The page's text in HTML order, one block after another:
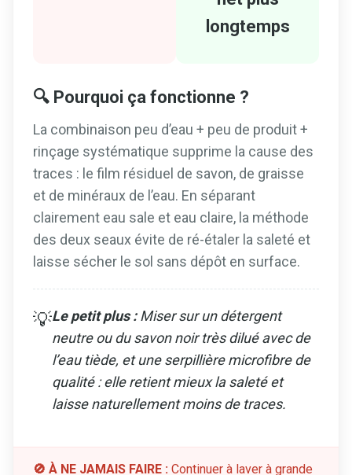
longtemps
🔍 Pourquoi ça fonctionne ?
La combinaison peu d’eau + peu de produit +
rinçage systématique supprime la cause des
traces : le film résiduel de savon, de graisse
et de minéraux de l’eau. En séparant
clairement eau sale et eau claire, la méthode
des deux seaux évite de ré-étaler la saleté et
laisse sécher le sol sans dépôt en surface.
💡Le petit plus :Miser sur un détergent
neutre ou du savon noir très dilué avec de
l’eau tiède, et une serpillière microfibre de
qualité : elle retient mieux la saleté et
laisse naturellement moins de traces.
🚫 À NE JAMAIS FAIRE : Continuer à laver à grande